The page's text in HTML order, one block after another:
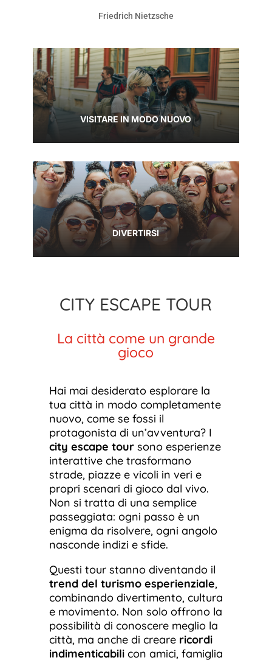
Friedrich Nietzsche
VISITARE IN MODO NUOVO
DIVERTIRSI
CITY ESCAPE TOUR
La città come un grande
gioco
Hai mai desiderato esplorare la
tua città in modo completamente
nuovo, come se fossi il
protagonista di un’avventura? I
city escape toursono esperienze
interattive che trasformano
strade, piazze e vicoli in veri e
propri scenari di gioco dal vivo.
Non si tratta di una semplice
passeggiata: ogni passo è un
enigma da risolvere, ogni angolo
nasconde indizi e sfide.
Questi tour stanno diventando il
trend del turismo esperienziale,
combinando divertimento, cultura
e movimento. Non solo offrono la
possibilità di conoscere meglio la
città, ma anche di creare ricordi
indimenticabilicon amici, famiglia